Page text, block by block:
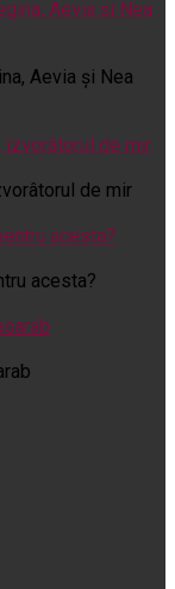
Aevia și Nea
de mir
acesta?